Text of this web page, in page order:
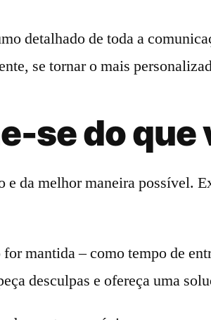
detalhado de toda a
se tornar o mais
se do que
e da melhor maneira possível.
for mantida – como tempo de
desculpas e ofereça uma